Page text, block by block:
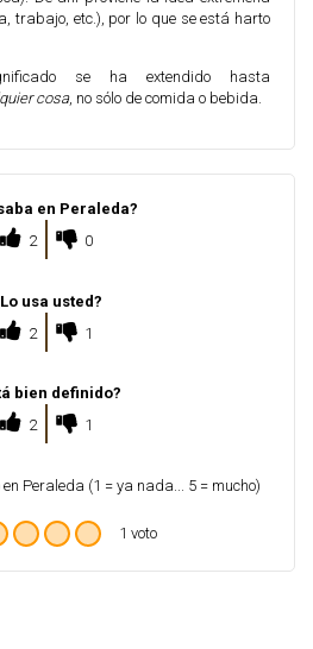
trabajo, etc.), por lo que se está harto
se ha extendido hasta
cosa, no sólo de comida o bebida.
en Peraleda?
2
0
usa usted?
2
1
bien definido?
2
1
Peraleda (1 = ya nada... 5 = mucho)
1 voto